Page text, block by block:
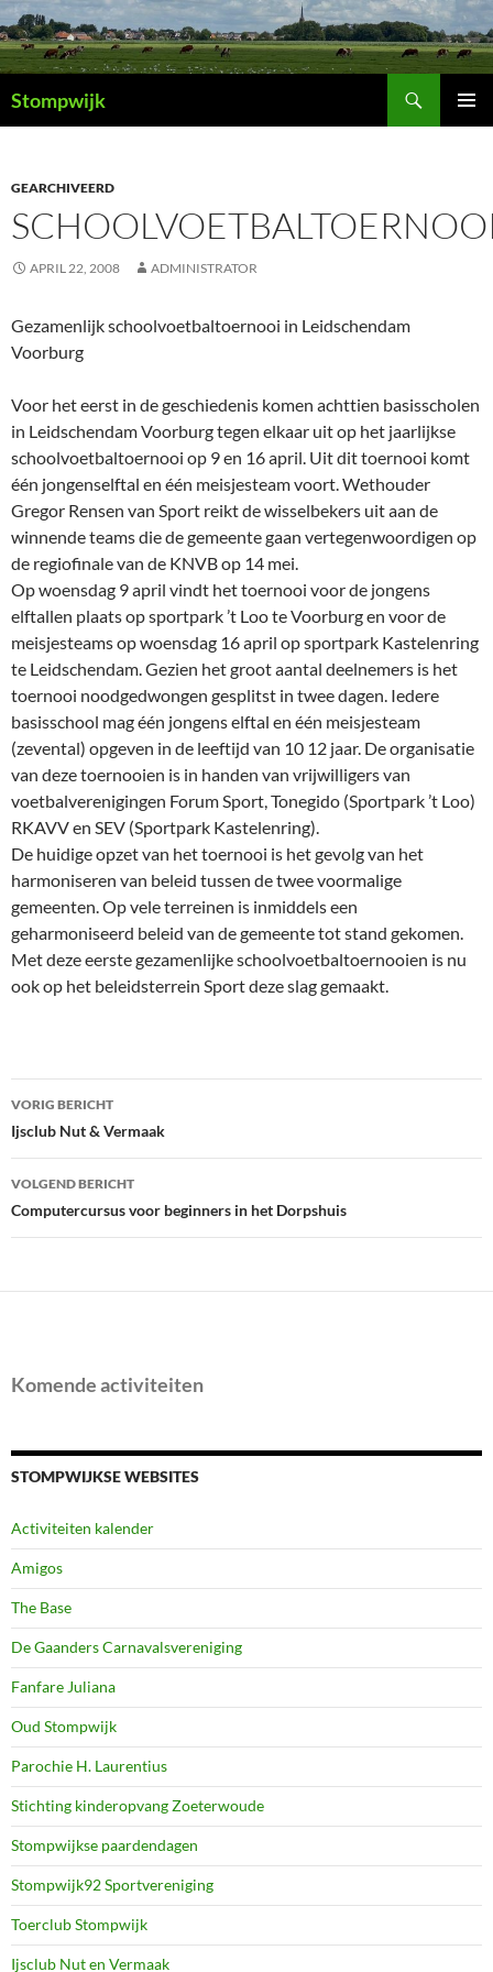
Ga
naar
de
inhoud
Stompwijk
GEARCHIVEERD
APRIL 22, 2008 ADMINISTRATOR
Gezamenlijk schoolvoetbaltoernooi in Leidschendam
Voorburg
Voor het eerst in de geschiedenis komen achttien basisscholen
in Leidschendam Voorburg tegen elkaar uit op het jaarlijkse
schoolvoetbaltoernooi op 9 en 16 april. Uit dit toernooi komt
één jongenselftal en één meisjesteam voort. Wethouder
Gregor Rensen van Sport reikt de wisselbekers uit aan de
winnende teams die de gemeente gaan vertegenwoordigen op
de regiofinale van de KNVB op 14 mei.
Op woensdag 9 april vindt het toernooi voor de jongens
elftallen plaats op sportpark ’t Loo te Voorburg en voor de
meisjesteams op woensdag 16 april op sportpark Kastelenring
te Leidschendam. Gezien het groot aantal deelnemers is het
toernooi noodgedwongen gesplitst in twee dagen. Iedere
basisschool mag één jongens elftal en één meisjesteam
(zevental) opgeven in de leeftijd van 10 12 jaar. De organisatie
van deze toernooien is in handen van vrijwilligers van
voetbalverenigingen Forum Sport, Tonegido (Sportpark ’t Loo)
RKAVV en SEV (Sportpark Kastelenring).
De huidige opzet van het toernooi is het gevolg van het
harmoniseren van beleid tussen de twee voormalige
gemeenten. Op vele terreinen is inmiddels een
geharmoniseerd beleid van de gemeente tot stand gekomen.
Met deze eerste gezamenlijke schoolvoetbaltoernooien is nu
ook op het beleidsterrein Sport deze slag gemaakt.
Bericht
navigatie
VORIG BERICHT
Ijsclub Nut & Vermaak
VOLGEND BERICHT
Computercursus voor beginners in het Dorpshuis
Komende activiteiten
STOMPWIJKSE WEBSITES
Activiteiten kalender
Amigos
The Base
De Gaanders Carnavalsvereniging
Fanfare Juliana
Oud Stompwijk
Parochie H. Laurentius
Stichting kinderopvang Zoeterwoude
Stompwijkse paardendagen
Stompwijk92 Sportvereniging
Toerclub Stompwijk
Ijsclub Nut en Vermaak